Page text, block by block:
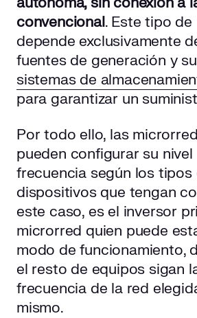
convencional. Este tipo
depende exclusivamente
fuentes de generación y
sistemas de
para garantizar un
Por todo ello, las
pueden configurar su
frecuencia según los tipos
dispositivos que tengan
este caso, es el inversor
microrred quien puede
modo de funcionamiento,
el resto de equipos sigan
frecuencia de la red
mismo.